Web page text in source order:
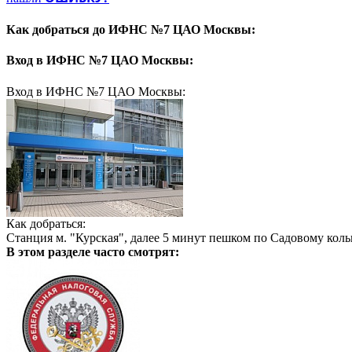
Как добраться до ИФНС №7 ЦАО Москвы:
Вход в ИФНС №7 ЦАО Москвы:
Вход в ИФНС №7 ЦАО Москвы:
Как добраться:
Станция м. "Курская", далее 5 минут пешком по Садовому
В этом разделе часто смотрят: